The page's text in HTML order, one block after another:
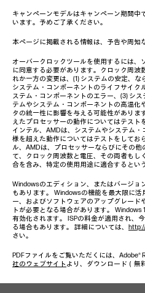
キャンペーンモデルはキャンペーン期間
います。予めご了承ください。
本ページに掲載される情報は、予告や周知
オーバークロックツールを使用するには、
に同意する必要があります。クロック周波
れか一方の変更は、(1) システムの安定、
システム・コンポーネントのライフサイク
ステム・コンポーネントのエラー、(3) シ
テムやシステム・コンポーネントの高温化
タの統一性に影響を与える可能性がありま
えたプロセッサーの動作についてはテスト
インテル、AMDは、システムやシステム
様を超えた動作についてはテストをしてお
ル、AMDは、プロセッサーならびにその
て、クロック周波数と電圧、その両者もし
合を含み、特定の使用用途に適合するとい
Windowsのエディション、またはバージョ
もあります。 Windowsの機能を最大限に
ー、およびソフトウェアのアップグレード
トが必要となる場合があります。
有効化されます。 ISPの料金が適用され、
る場合もあります。 詳細については、
さい。
PDFファイルをご覧いただくには、Adobe®
社のウェブサイト より、ダウンロード（無